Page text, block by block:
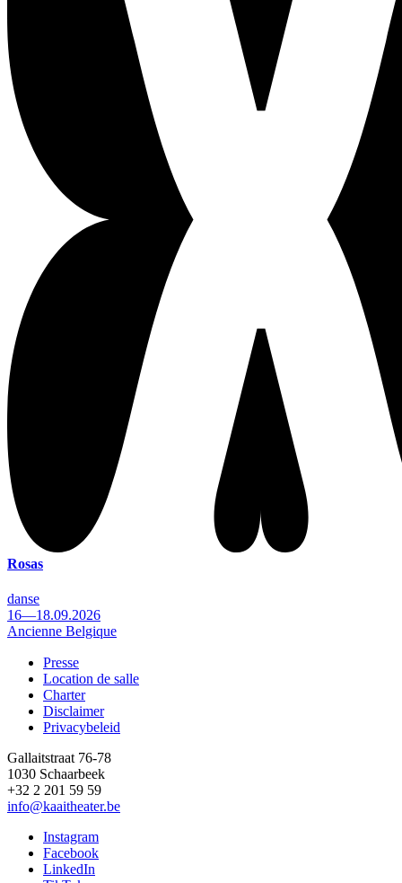
Rosas
danse
16—18.09.2026
Ancienne Belgique
Footer
Presse
Location de salle
Charter
Disclaimer
Privacybeleid
Gallaitstraat 76-78
1030 Schaarbeek
+32 2 201 59 59
info@kaaitheater.be
Instagram
Facebook
LinkedIn